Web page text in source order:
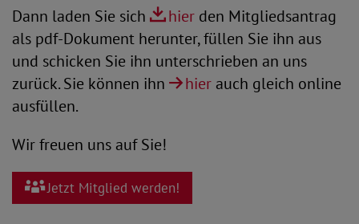
Dann laden Sie sich hier den Mitgliedsantrag
als pdf-Dokument herunter, füllen Sie ihn aus
und schicken Sie ihn unterschrieben an uns
zurück. Sie können ihn
hier auch gleich online
ausfüllen.
Wir freuen uns auf Sie!
Jetzt Mitglied werden!